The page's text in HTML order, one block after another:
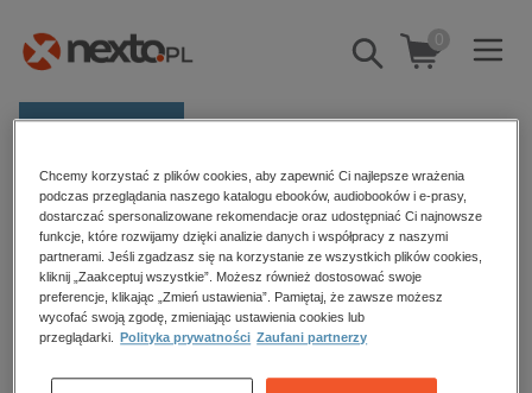
Pokaż/schowaj
wyszukiwarkę
0
E-prasa
Kategorie
Zobacz wszystkie E-prasa
budownictwo, aranżacja wnętrz
biznesowe, branżowe, gospodarka
Strona główna Jakub Pachecka
Jakub Pachecka
Sortowanie Filtrowanie
Chcemy korzystać z plików cookies, aby zapewnić Ci najlepsze wrażenia
podczas przeglądania naszego katalogu ebooków, audiobooków i e-prasy,
dostarczać spersonalizowane rekomendacje oraz udostępniać Ci najnowsze
funkcje, które rozwijamy dzięki analizie danych i współpracy z naszymi
partnerami. Jeśli zgadzasz się na korzystanie ze wszystkich plików cookies,
kliknij „Zaakceptuj wszystkie”. Możesz również dostosować swoje
preferencje, klikając „Zmień ustawienia”. Pamiętaj, że zawsze możesz
wycofać swoją zgodę, zmieniając ustawienia cookies lub
przeglądarki.
Polityka prywatności Zaufani partnerzy